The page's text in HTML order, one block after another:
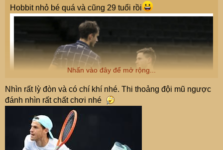
Hobbit nhỏ bé quá và cũng 29 tuổi rồi
Nhấn vào đây để mở rộng...
Nhìn rất lỳ đòn và có chí khí nhé. Thi thoảng đội mũ ngược
đánh nhìn rất chất chơi nhé